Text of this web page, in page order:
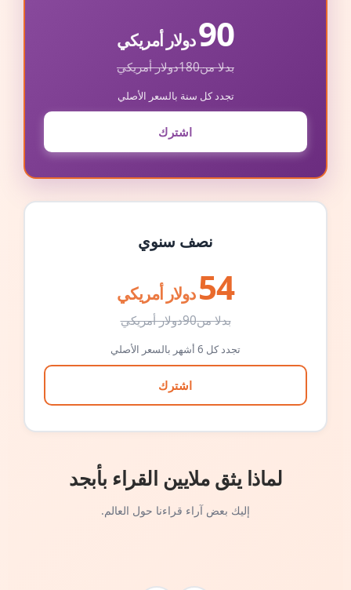
90دولار أمريكي
بدلا من180دولار أمريكي
تجدد كل سنة بالسعر الأصلي
اشترك
نصف سنوي
54 دولار أمريكي
بدلا من90دولار أمريكي
تجدد كل 6 أشهر بالسعر الأصلي
اشترك
لماذا يثق ملايين القراء بأبجد
إليك بعض آراء قراءنا حول العالم.